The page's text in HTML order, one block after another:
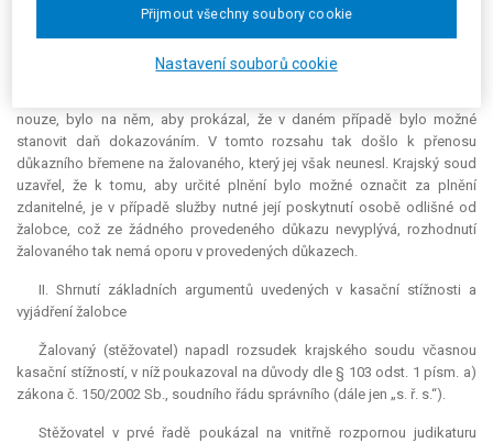
vyvrací. Případné neunesení důkazního břemene žalobce vyplývajícího z
pozdějších předpisů (dále jen „daňový řád“) nemá v daném případě za
následek prokázání uskutečnění zdanitelného plnění. Pokud žalovaný
nouze, bylo na něm, aby prokázal, že v daném případě bylo možné
stanovit daň dokazováním. V tomto rozsahu tak došlo k přenosu
důkazního břemene na žalovaného, který jej však neunesl. Krajský soud
uzavřel, že k tomu, aby určité plnění bylo možné označit za plnění
zdanitelné, je v případě služby nutné její poskytnutí osobě odlišné od
žalobce, což ze žádného provedeného důkazu nevyplývá, rozhodnutí
žalovaného tak nemá oporu v provedených důkazech.
II. Shrnutí základních argumentů uvedených v kasační stížnosti a
vyjádření žalobce
Žalovaný (stěžovatel) napadl rozsudek krajského soudu včasnou
kasační stížností, v níž poukazoval na důvody dle § 103 odst. 1 písm. a)
zákona č. 150/2002 Sb., soudního řádu správního (dále jen „s. ř. s.“).
Stěžovatel v prvé řadě poukázal na vnitřně rozpornou judikaturu
Nastavení souborů cookie
Přijmout všechny soubory cookie